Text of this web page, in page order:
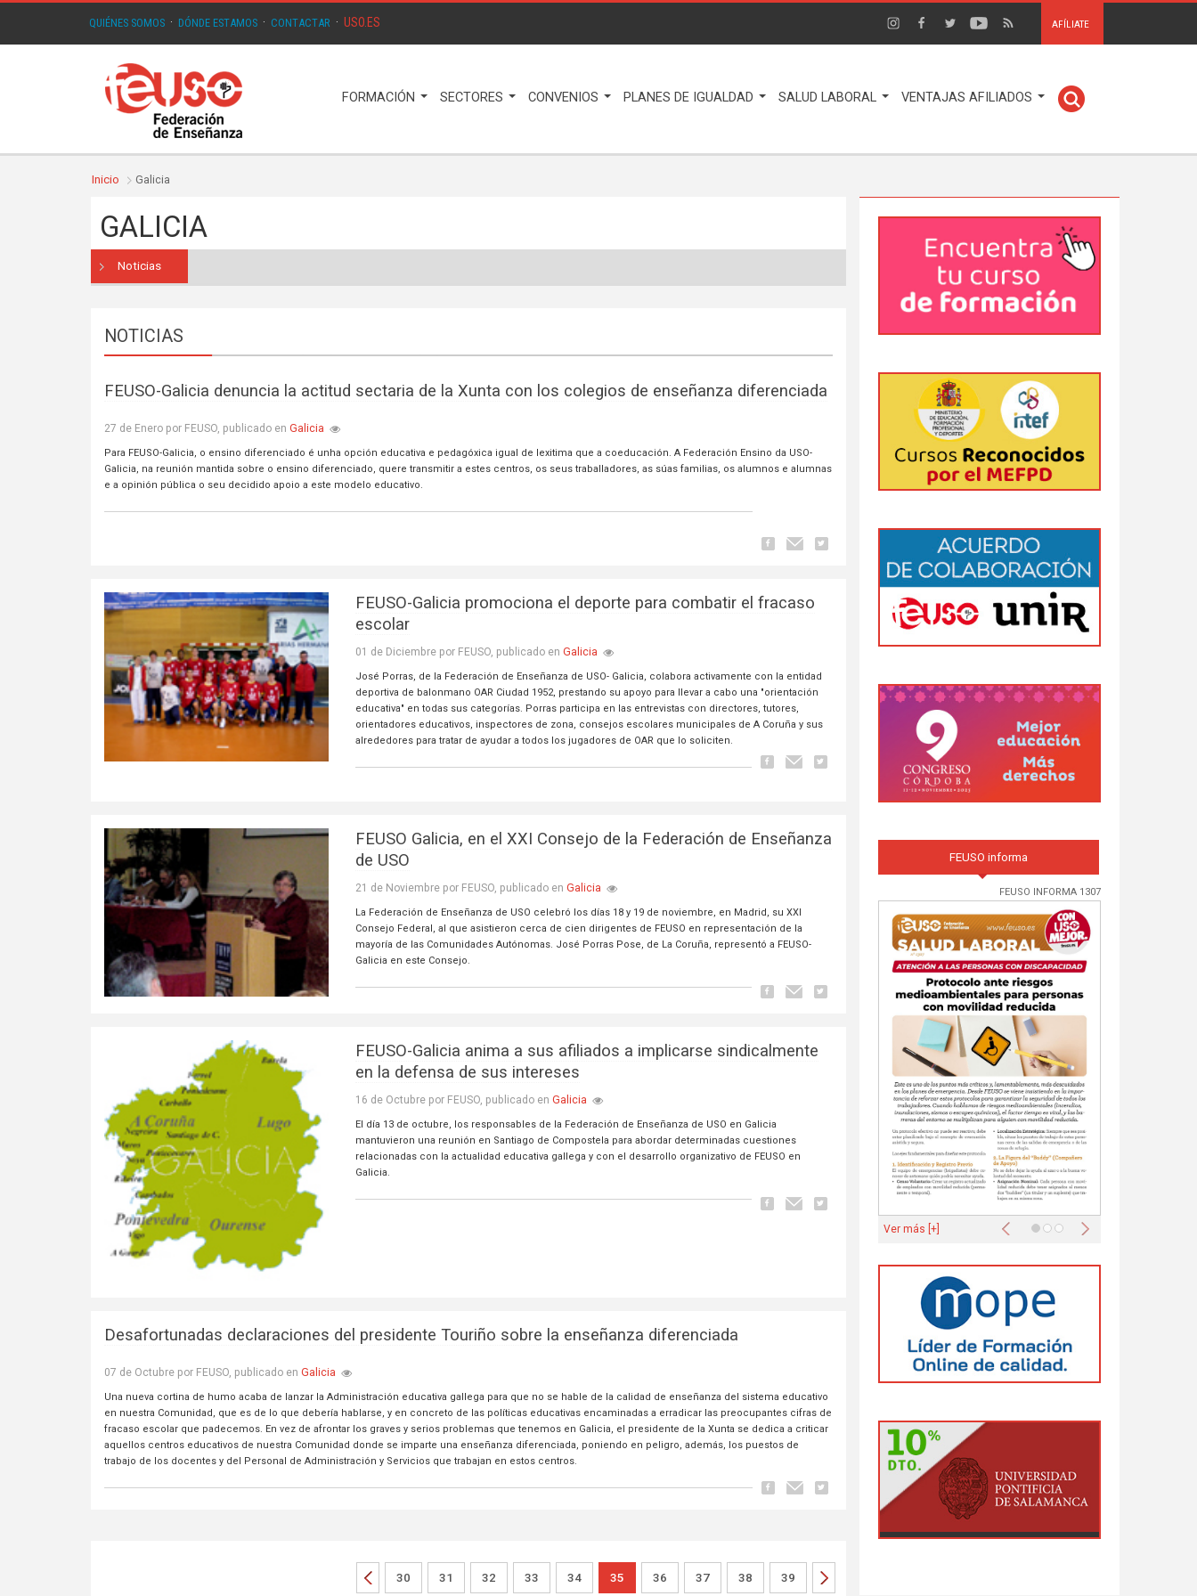
QUIÉNES SOMOS · DÓNDE ESTAMOS · CONTACTAR · USO.ES AFÍLIATE
FORMACIÓN SECTORES CONVENIOS PLANES DE IGUALDAD SALUD LABORAL VENTAJAS AFILIADOS
Inicio Galicia
GALICIA
Noticias
NOTICIAS
FEUSO-Galicia denuncia la actitud sectaria de la Xunta con los colegios de enseñanza diferenciada
27 de Enero por FEUSO, publicado en Galicia
Para FEUSO-Galicia, o ensino diferenciado é unha opción educativa e pedagóxica igual de lexitima que a coeducación. A Federación Ensino da USO-
Galicia, na reunión mantida sobre o ensino diferenciado, quere transmitir a estes centros, os seus traballadores, as súas familias, os alumnos e alumnas
e a opinión pública o seu decidido apoio a este modelo educativo.
FEUSO-Galicia promociona el deporte para combatir el fracaso
escolar
01 de Diciembre por FEUSO, publicado enGalicia
José Porras, de la Federación de Enseñanza de USO- Galicia, colabora activamente con la entidad
deportiva de balonmano OAR Ciudad 1952, prestando su apoyo para llevar a cabo una "orientación
educativa" en todas sus categorías. Porras participa en las entrevistas con directores, tutores,
orientadores educativos, inspectores de zona, consejos escolares municipales de A Coruña y sus
alrededores para tratar de ayudar a todos los jugadores de OAR que lo soliciten.
FEUSO Galicia, en el XXI Consejo de la Federación de Enseñanza
de USO
21 de Noviembre por FEUSO, publicado enGalicia
La Federación de Enseñanza de USO celebró los días 18 y 19 de noviembre, en Madrid, su XXI
Consejo Federal, al que asistieron cerca de cien dirigentes de FEUSO en representación de la
mayoría de las Comunidades Autónomas. José Porras Pose, de La Coruña, representó a FEUSO-
Galicia en este Consejo.
FEUSO-Galicia anima a sus afiliados a implicarse sindicalmente
en la defensa de sus intereses
16 de Octubre por FEUSO, publicado enGalicia
El día 13 de octubre, los responsables de la Federación de Enseñanza de USO en Galicia
mantuvieron una reunión en Santiago de Compostela para abordar determinadas cuestiones
relacionadas con la actualidad educativa gallega y con el desarrollo organizativo de FEUSO en
Galicia.
Desafortunadas declaraciones del presidente Touriño sobre la enseñanza diferenciada
07 de Octubre por FEUSO, publicado en Galicia
Una nueva cortina de humo acaba de lanzar la Administración educativa gallega para que no se hable de la calidad de enseñanza del sistema educativo
en nuestra Comunidad, que es de lo que debería hablarse, y en concreto de las políticas educativas encaminadas a erradicar las preocupantes cifras de
fracaso escolar que padecemos. En vez de afrontar los graves y serios problemas que tenemos en Galicia, el presidente de la Xunta se dedica a criticar
aquellos centros educativos de nuestra Comunidad donde se imparte una enseñanza diferenciada, poniendo en peligro, además, los puestos de
trabajo de los docentes y del Personal de Administración y Servicios que trabajan en estos centros.
30 31 32 33 34 35 36 37 38 39
FEUSO informa
FEUSO INFORMA 1307
Anterior Siguiente
Ver más [+]